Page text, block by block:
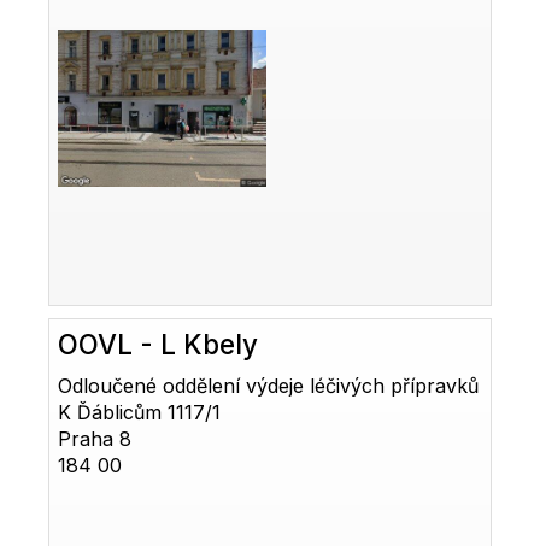
OOVL - L Kbely
Odloučené oddělení výdeje léčivých přípravků
K Ďáblicům 1117/1
Praha 8
184 00